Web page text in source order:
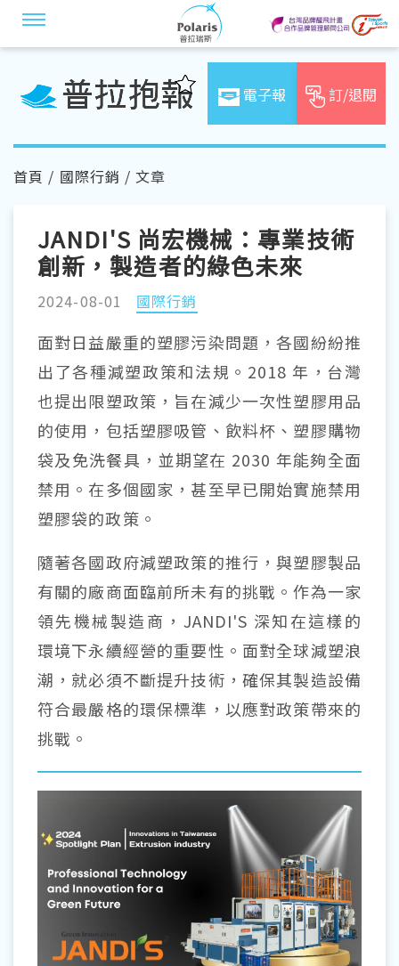
電子報 訂/退閱
首頁 / 國際行銷 / 文章
JANDI'S 尚宏機械：專業技術
創新，製造者的綠色未來
2024-08-01 國際行銷
面對日益嚴重的塑膠污染問題，各國紛紛推
出了各種減塑政策和法規。2018 年，台灣
也提出限塑政策，旨在減少一次性塑膠用品
的使用，包括塑膠吸管、飲料杯、塑膠購物
袋及免洗餐具，並期望在 2030 年能夠全面
禁用。在多個國家，甚至早已開始實施禁用
塑膠袋的政策。
隨著各國政府減塑政策的推行，與塑膠製品
有關的廠商面臨前所未有的挑戰。作為一家
領先機械製造商，JANDI'S 深知在這樣的
環境下永續經營的重要性。面對全球減塑浪
潮，就必須不斷提升技術，確保其製造設備
符合最嚴格的環保標準，以應對政策帶來的
挑戰。